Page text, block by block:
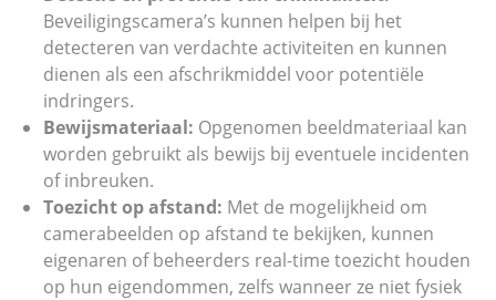
Beveiligingscamera’s kunnen helpen bij het
detecteren van verdachte activiteiten en kunnen
dienen als een afschrikmiddel voor potentiële
indringers.
Bewijsmateriaal: Opgenomen beeldmateriaal kan
worden gebruikt als bewijs bij eventuele incidenten
of inbreuken.
Toezicht op afstand: Met de mogelijkheid om
camerabeelden op afstand te bekijken, kunnen
eigenaren of beheerders real-time toezicht houden
op hun eigendommen, zelfs wanneer ze niet fysiek